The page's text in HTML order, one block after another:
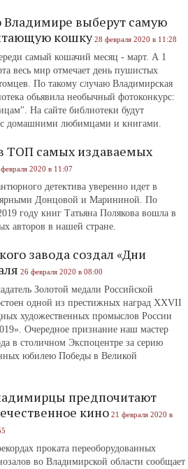
Владимире выберут самую
кошку 28 февраля 2020 в 11:28
самый кошачий месяц - март. А 1
весь мир отмечает день пушистых
По такому случаю Владимирская
обьявила необычный фотоконкурс:
На сайте библиотеки будут
домашними любимцами и книгами.
ТОП самых издаваемых
2020 в 11:07
детектива уверенно идет в
Донцовой и Марининой. По
году книг Татьяна Полякова вошла в
авторов в нашей стране.
завода создал «Дни
26 февраля 2020 в 08:00
Золотой медали Российской
одной из престижных наград XXVII
художественных промыслов России
Очередное признание наш мастер
в столичном Экспоцентре за серию
юбилею Победы в Великой
предпочитают
кино 21 февраля 2020 в
проката переоборудованных
во Владимирской области сообщает